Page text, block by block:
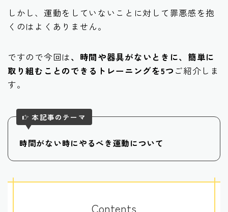
しかし、運動をしていないことに対して罪悪感を抱
くのはよくありません。
ですので今回は、時間や器具がないときに、簡単に
取り組むことのできるトレーニングを5つ ご紹介しま
す。
本記事のテーマ
時間がない時にやるべき運動について
Contents